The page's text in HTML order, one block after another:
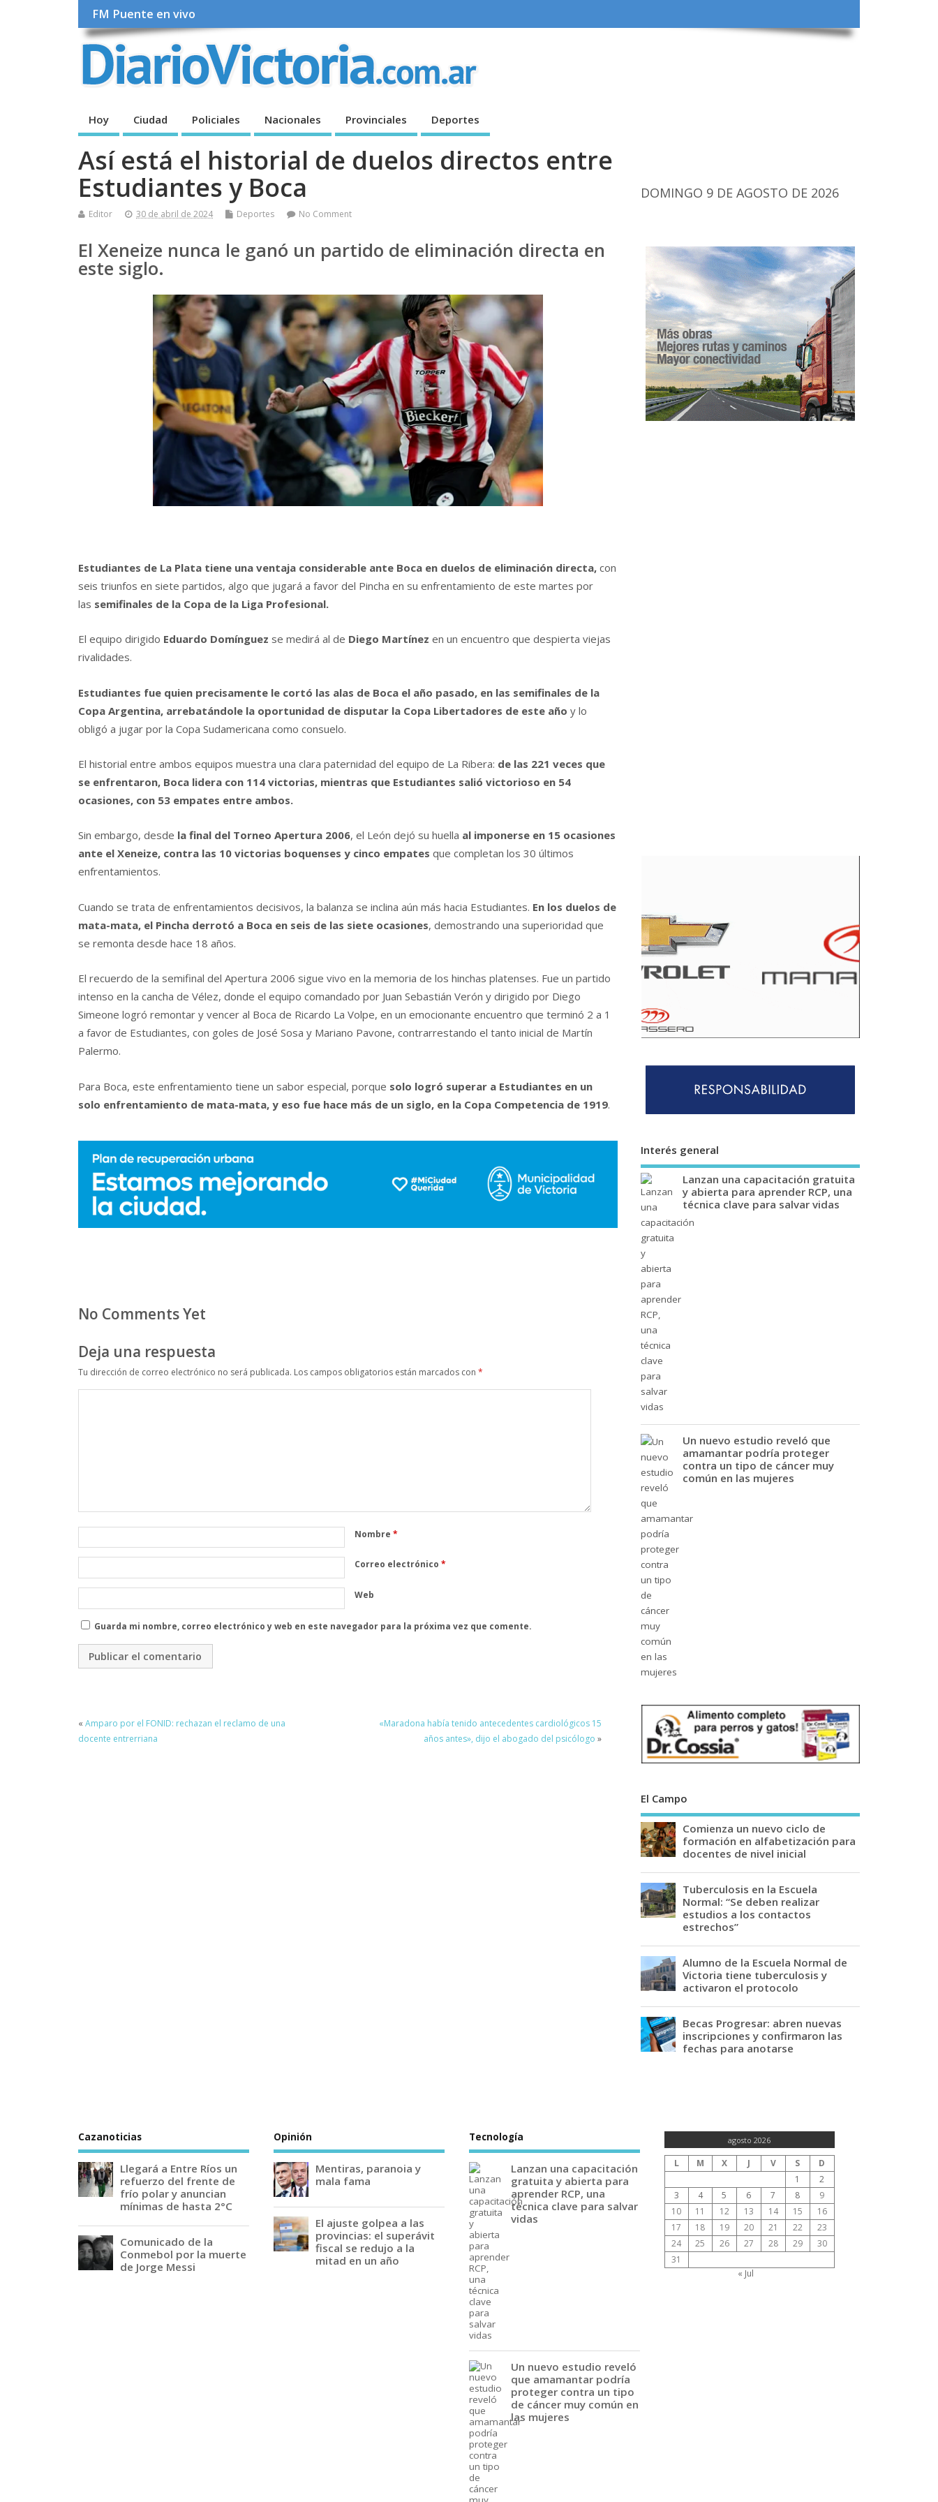
FM Puente en vivo
Hoy Ciudad Policiales Nacionales Provinciales Deportes
Así está el historial de duelos directos entre
Estudiantes y Boca
Editor 30 de abril de 2024 Deportes No Comment
El Xeneize nunca le ganó un partido de eliminación directa en
este siglo.
Estudiantes de La Plata tiene una ventaja considerable ante Boca en duelos de eliminación directa, con
seis triunfos en siete partidos, algo que jugará a favor del Pincha en su enfrentamiento de este martes por
las semifinales de la Copa de la Liga Profesional.
El equipo dirigido Eduardo Domínguez se medirá al de Diego Martínez en un encuentro que despierta viejas
rivalidades.
Estudiantes fue quien precisamente le cortó las alas de Boca el año pasado, en las semifinales de la
Copa Argentina, arrebatándole la oportunidad de disputar la Copa Libertadores de este año y lo
obligó a jugar por la Copa Sudamericana como consuelo.
El historial entre ambos equipos muestra una clara paternidad del equipo de La Ribera: de las 221 veces que
se enfrentaron, Boca lidera con 114 victorias, mientras que Estudiantes salió victorioso en 54
ocasiones, con 53 empates entre ambos.
Sin embargo, desde la final del Torneo Apertura 2006, el León dejó su huella al imponerse en 15 ocasiones
ante el Xeneize, contra las 10 victorias boquenses y cinco empates que completan los 30 últimos
enfrentamientos.
Cuando se trata de enfrentamientos decisivos, la balanza se inclina aún más hacia Estudiantes. En los duelos de
mata-mata, el Pincha derrotó a Boca en seis de las siete ocasiones, demostrando una superioridad que
se remonta desde hace 18 años.
El recuerdo de la semifinal del Apertura 2006 sigue vivo en la memoria de los hinchas platenses. Fue un partido
intenso en la cancha de Vélez, donde el equipo comandado por Juan Sebastián Verón y dirigido por Diego
Simeone logró remontar y vencer al Boca de Ricardo La Volpe, en un emocionante encuentro que terminó 2 a 1
a favor de Estudiantes, con goles de José Sosa y Mariano Pavone, contrarrestando el tanto inicial de Martín
Palermo.
Para Boca, este enfrentamiento tiene un sabor especial, porque solo logró superar a Estudiantes en un
solo enfrentamiento de mata-mata, y eso fue hace más de un siglo, en la Copa Competencia de 1919.
No Comments Yet
Deja una respuesta
Tu dirección de correo electrónico no será publicada. Los campos obligatorios están marcados con *
Nombre *
Correo electrónico *
Web
Guarda mi nombre, correo electrónico y web en este navegador para la próxima vez que comente.
« Amparo por el FONID: rechazan el reclamo de una
docente entrerriana
«Maradona había tenido antecedentes cardiológicos 15
años antes», dijo el abogado del psicólogo »
DOMINGO 9 DE AGOSTO DE 2026
Interés general
Lanzan una capacitación gratuita
y abierta para aprender RCP, una
técnica clave para salvar vidas
Un nuevo estudio reveló que
amamantar podría proteger
contra un tipo de cáncer muy
común en las mujeres
El Campo
Comienza un nuevo ciclo de
formación en alfabetización para
docentes de nivel inicial
Tuberculosis en la Escuela
Normal: “Se deben realizar
estudios a los contactos
estrechos”
Alumno de la Escuela Normal de
Victoria tiene tuberculosis y
activaron el protocolo
Becas Progresar: abren nuevas
inscripciones y confirmaron las
fechas para anotarse
Cazanoticias
Llegará a Entre Ríos un
refuerzo del frente de
frío polar y anuncian
mínimas de hasta 2°C
Comunicado de la
Conmebol por la muerte
de Jorge Messi
Opinión
Mentiras, paranoia y
mala fama
El ajuste golpea a las
provincias: el superávit
fiscal se redujo a la
mitad en un año
Tecnología
Lanzan una capacitación
gratuita y abierta para
aprender RCP, una
técnica clave para salvar
vidas
Un nuevo estudio reveló
que amamantar podría
proteger contra un tipo
de cáncer muy común en
las mujeres
agosto 2026
L M X J V S
D
1
2
3
4 5 6 7 8
9
10
11 12 13 14 15
16
17
18 19 20 21 22
23
24
25 26 27 28 29
30
31
« Jul